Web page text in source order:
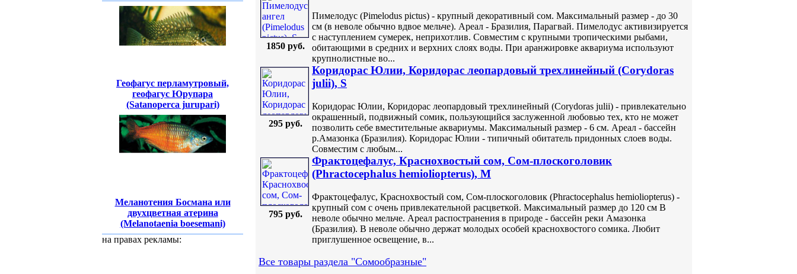
Геофагус перламутровый,
геофагус Юрупара
(Satanoperca jurupari)
Меланотения Босмана или
двухцветная атерина
(Melanotaenia boesemani)
на правах рекламы:
1850 руб.
Пимелодус (Pimelodus pictus) - крупный декоративный сом. Максимальный размер - до 30
см (в неволе обычно вдвое мельче). Ареал - Бразилия, Парагвай. Пимелодус активизируется
с наступлением сумерек, неприхотлив. Совместим с крупными тропическими рыбами,
обитающими в средних и верхних слоях воды. При аранжировке аквариума используют
крупнолистные во...
295 руб.
Коридорас Юлии, Коридорас леопардовый трехлинейный (Corydoras
julii), S
Коридорас Юлии, Коридорас леопардовый трехлинейный (Corydoras julii) - привлекательно
окрашенный, подвижный сомик, пользующийся заслуженной любовью тех, кто не может
позволить себе вместительные аквариумы. Максимальный размер - 6 см. Ареал - бассейн
р.Амазонка (Бразилия). Коридорас Юлии - типичный обитатель придонных слоев воды.
Совместим с любым...
795 руб.
Фрактоцефалус, Краснохвостый сом, Сом-плоскоголовик
(Phractocephalus hemioliopterus), M
Фрактоцефалус, Краснохвостый сом, Сом-плоскоголовик (Phractocephalus hemioliopterus) -
крупный сом с очень привлекательной расцветкой. Максимальный размер до 120 см В
неволе обычно мельче. Ареал распостранения в природе - бассейн реки Амазонка
(Бразилия). В неволе обычно держат молодых особей краснохвостого сомика. Любит
приглушенное освещение, в...
Все товары раздела "Сомообразные"